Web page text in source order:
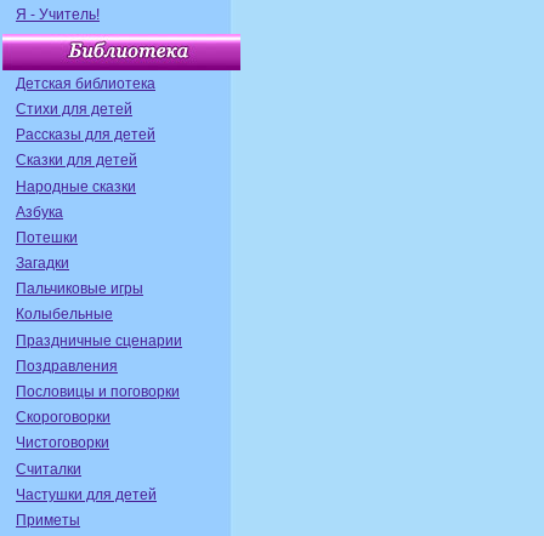
Я - Учитель!
Детская библиотека
Стихи для детей
Рассказы для детей
Сказки для детей
Народные сказки
Азбука
Потешки
Загадки
Пальчиковые игры
Колыбельные
Праздничные сценарии
Поздравления
Пословицы и поговорки
Скороговорки
Чистоговорки
Считалки
Частушки для детей
Приметы